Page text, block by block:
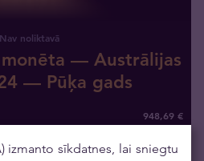
Nav noliktavā
— Austrālijas
— Pūķa gads
948,69 €
izmanto sīkdatnes, lai sniegtu